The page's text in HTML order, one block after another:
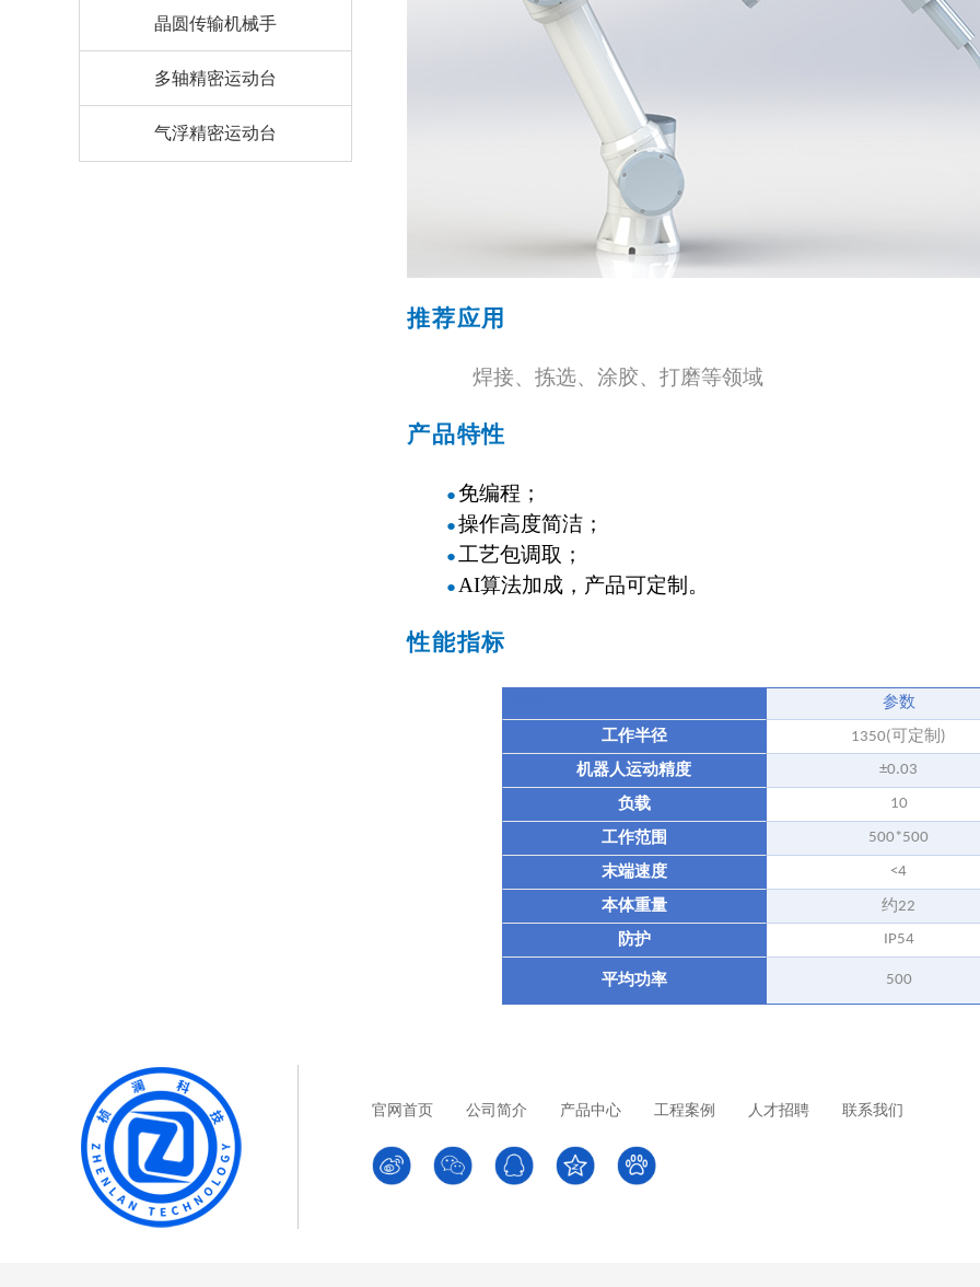
晶圆传输机械手
多轴精密运动台
气浮精密运动台
推荐应用
焊接、拣选、涂胶、打磨等领域
产品特性
● 免编程；
●操作高度简洁；
● 工艺包调取；
● AI算法加成，产品可定制。
性能指标
参数
工作半径
1350(可定制 )
机器人运动精度 ±0.03
负载 10
工作范围 500*500
末端速度 <4
本体重量 约22
防护 IP54
平均功率 500
官网首页 公司简介 产品中心 工程案例 人才招聘 联系我们